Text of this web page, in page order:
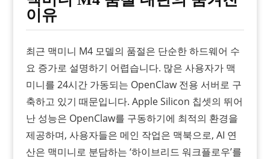
이유
최근 맥미니 M4 모델의 품절은 단순한 하드웨어 수
요 증가로 설명하기 어렵습니다. 많은 사용자가 맥
미니를 24시간 가동되는 OpenClaw 전용 서버로 구
축하고 있기 때문입니다. Apple Silicon 칩셋의 뛰어
난 성능은 OpenClaw를 구동하기에 최적의 환경을
제공하며, 사용자들은 메인 작업은 맥북으로, AI 연
산은 맥미니로 분담하는 ‘하이브리드 워크플로우’를